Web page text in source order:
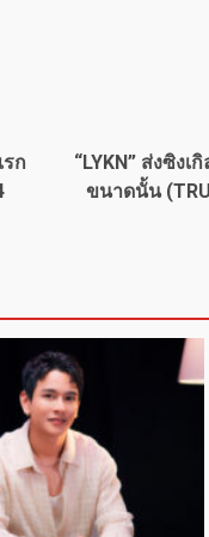
ก
“LYKN” ส่งซิง
ขนาดนั้น